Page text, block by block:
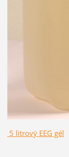
5 litrový EEG gél